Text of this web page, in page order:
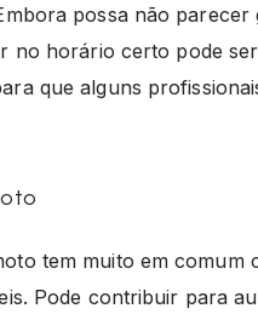
possa não parecer
no horário certo pode ser
que alguns
tem muito em comum
Pode contribuir para